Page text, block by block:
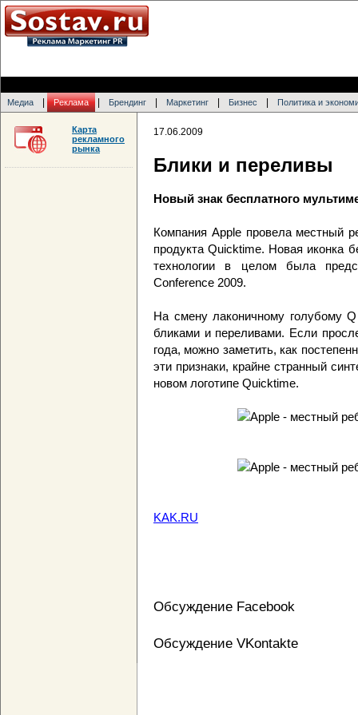
Медиа Реклама Брендинг Маркетинг Бизнес Политика и
17.06.2009
Блики и переливы
Новый знак бесплатного
Компания Apple провела местный
продукта Quicktime. Новая иконка
технологии в целом была
Conference 2009.
На смену лаконичному голубому
бликами и переливами. Если
года, можно заметить, как
эти признаки, крайне странный
новом логотипе Quicktime.
KAK.RU
Обсуждение Facebook
Обсуждение VKontakte
Карта
рекламного
рынка